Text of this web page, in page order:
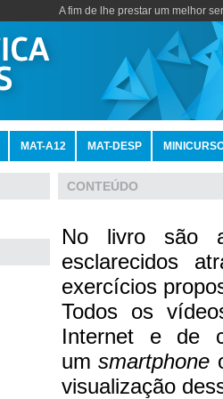
A fim de lhe prestar um melhor
MAT-A12 MAT-DESP
CONTEÚDO
No livro são
esclarecidos
exercícios
Todos os
Internet e de
umsmartphone
visualização